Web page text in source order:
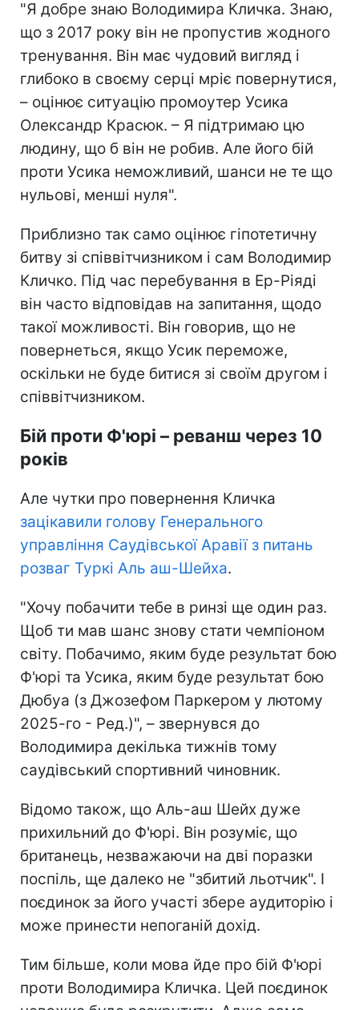
"Я добре знаю Володимира Кличка. Знаю,
що з 2017 року він не пропустив жодного
тренування. Він має чудовий вигляд і
глибоко в своєму серці мріє повернутися,
– оцінює ситуацію промоутер Усика
Олександр Красюк. – Я підтримаю цю
людину, що б він не робив. Але його бій
проти Усика неможливий, шанси не те що
нульові, менші нуля".
Приблизно так само оцінює гіпотетичну
битву зі співвітчизником і сам Володимир
Кличко. Під час перебування в Ер-Ріяді
він часто відповідав на запитання, щодо
такої можливості. Він говорив, що не
повернеться, якщо Усик переможе,
оскільки не буде битися зі своїм другом і
співвітчизником.
Бій проти Ф'юрі – реванш через 10
років
Але чутки про повернення Кличка
зацікавили голову Генерального
управління Саудівської Аравії з питань
розваг Туркі Аль аш-Шейха.
"Хочу побачити тебе в ринзі ще один раз.
Щоб ти мав шанс знову стати чемпіоном
світу. Побачимо, яким буде результат бою
Ф'юрі та Усика, яким буде результат бою
Дюбуа (з Джозефом Паркером у лютому
2025-го - Ред.)", – звернувся до
Володимира декілька тижнів тому
саудівський спортивний чиновник.
Відомо також, що Аль-аш Шейх дуже
прихильний до Ф'юрі. Він розуміє, що
британець, незважаючи на дві поразки
поспіль, ще далеко не "збитий льотчик". І
поєдинок за його участі збере аудиторію і
може принести непоганій дохід.
Тим більше, коли мова йде про бій Ф'юрі
проти Володимира Кличка. Цей поєдинок